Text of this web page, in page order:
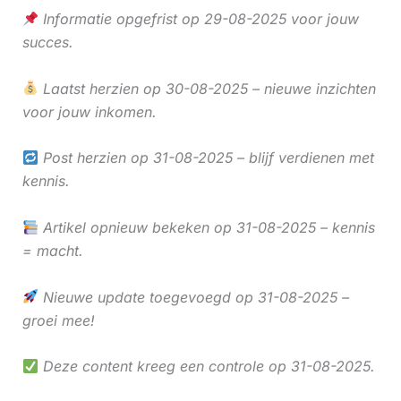
Informatie opgefrist op 29-08-2025 voor jouw
succes.
Laatst herzien op 30-08-2025 – nieuwe inzichten
voor jouw inkomen.
Post herzien op 31-08-2025 – blijf verdienen met
kennis.
Artikel opnieuw bekeken op 31-08-2025 – kennis
= macht.
Nieuwe update toegevoegd op 31-08-2025 –
groei mee!
Deze content kreeg een controle op 31-08-2025.